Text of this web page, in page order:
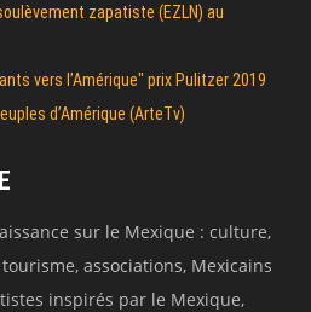
zapatiste (EZLN) au
vers l’Amérique" prix Pulitzer 2019
d’Amérique (ArteTv)
sur le Mexique : culture,
associations, Mexicains
inspirés par le Mexique,